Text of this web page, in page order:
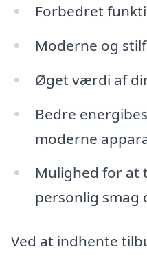
Forbedret
Moderne og
Øget værdi af
Bedre
moderne
Mulighed for at
personlig smag
Ved at indhente